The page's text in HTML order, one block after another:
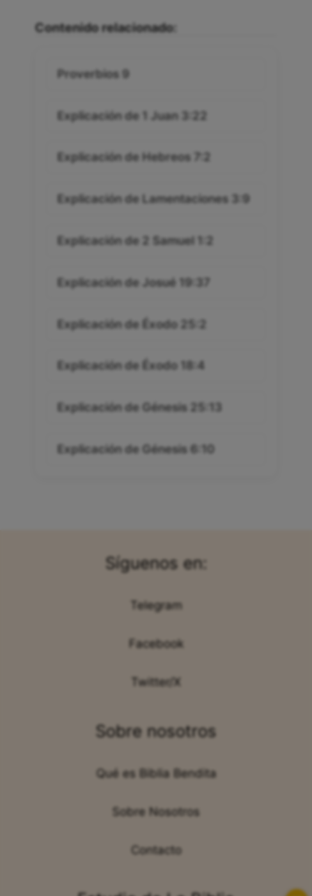
Contenido relacionado:
Proverbios 9
Explicación de 1 Juan 3:22
Explicación de Hebreos 7:2
Explicación de Lamentaciones 3:9
Explicación de 2 Samuel 1:2
Explicación de Josué 19:37
Explicación de Éxodo 25:2
Explicación de Éxodo 18:4
Explicación de Génesis 25:13
Explicación de Génesis 6:10
Síguenos en:
Telegram
Facebook
Twitter/X
Sobre nosotros
Qué es Biblia Bendita
Sobre Nosotros
Contacto